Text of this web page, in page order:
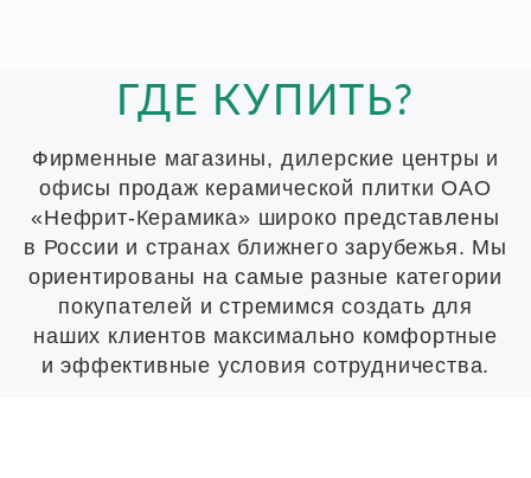
ГДЕ КУПИТЬ?
Фирменные магазины, дилерские центры и
офисы продаж керамической плитки ОАО
«Нефрит-Керамика» широко представлены
в России и странах ближнего зарубежья. Мы
ориентированы на самые разные категории
покупателей и стремимся создать для
наших клиентов максимально комфортные
и эффективные условия сотрудничества.